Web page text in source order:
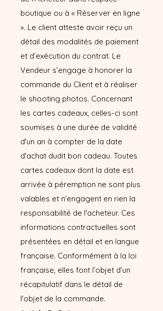
boutique ou à « Réserver en ligne
». Le client atteste avoir reçu un
détail des modalités de paiement
et d’exécution du contrat. Le
Vendeur s’engage à honorer la
commande du Client et à réaliser
le shooting photos. Concernant
les cartes cadeaux, celles-ci sont
soumises à une durée de validité
d'un an à compter de la date
d'achat dudit bon cadeau. Toutes
cartes cadeaux dont la date est
arrivée à péremption ne sont plus
valables et n'engagent en rien la
responsabilité de l'acheteur. Ces
informations contractuelles sont
présentées en détail et en langue
française. Conformément à la loi
française, elles font l’objet d’un
récapitulatif dans le détail de
l'objet de la commande.